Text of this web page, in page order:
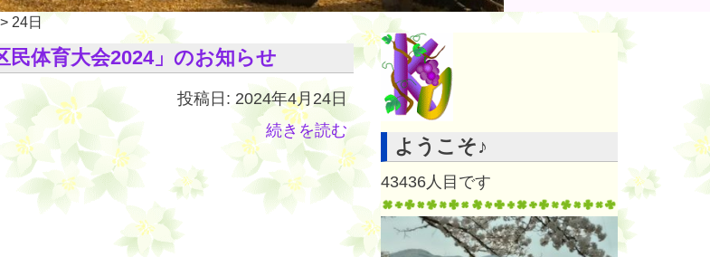
> 24日
民体育大会2024」のお知らせ
投稿日: 2024年4月24日
続きを読む
ようこそ♪
43436人目です